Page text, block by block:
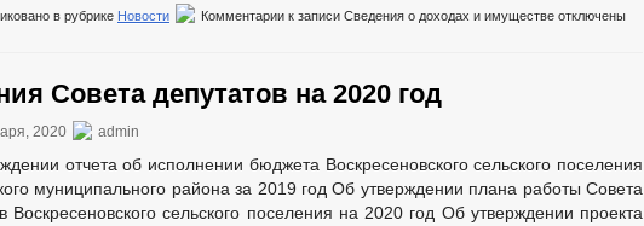
в рубрике Новости Комментарии к записи Сведения о доходах и имуществе отключены
Совета депутатов на 2020 год
2020 admin
отчета об исполнении бюджета Воскресеновского сельского поселения
муниципального района за 2019 год Об утверждении плана работы Совета
Воскресеновского сельского поселения на 2020 год Об утверждении проекта